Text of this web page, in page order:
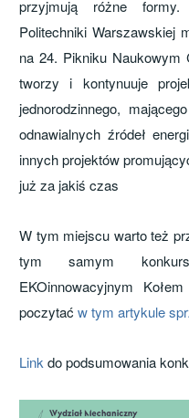
przyjmują różne formy.
Politechniki Warszawskiej
na 24. Pikniku Naukowym
tworzy i kontynuuje
jednorodzinnego,
odnawialnych źródeł
innych projektów
już za jakiś czas
W tym miejscu warto też
tym samym
EKOinnowacyjnym
poczytać w tym artykule
Link do podsumowania